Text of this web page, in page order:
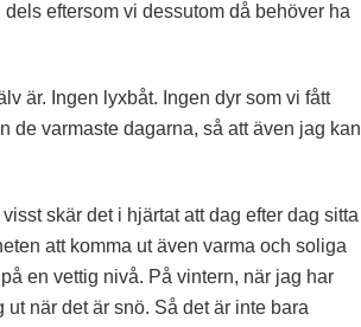
eftersom vi dessutom då behöver ha
är. Ingen lyxbåt. Ingen dyr som vi fått
de varmaste dagarna, så att även jag kan
skär det i hjärtat att dag efter dag sitta
att komma ut även varma och soliga
en vettig nivå. På vintern, när jag har
när det är snö. Så det är inte bara